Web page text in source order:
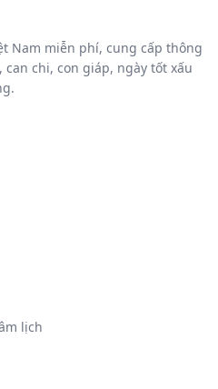
Nam miễn phí, cung cấp thông
chi, con giáp, ngày tốt xấu
lịch